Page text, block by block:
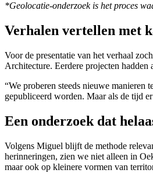
*Geolocatie-onderzoek is het proces
Verhalen vertellen met
Voor de presentatie van het verhaal
Architecture. Eerdere projecten
“We proberen steeds nieuwe manieren
gepubliceerd worden. Maar als de tijd
Een onderzoek dat
Volgens Miguel blijft de methode
herinneringen, zien we niet alleen in
maar ook op kleinere vormen van